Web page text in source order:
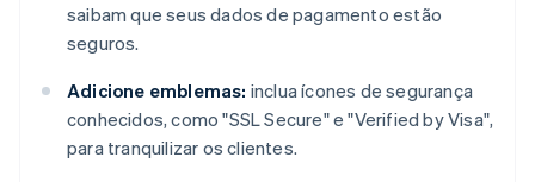
saibam que seus dados de pagamento estão
seguros.
Adicione emblemas: inclua ícones de segurança
conhecidos, como "SSL Secure" e "Verified by Visa",
para tranquilizar os clientes.